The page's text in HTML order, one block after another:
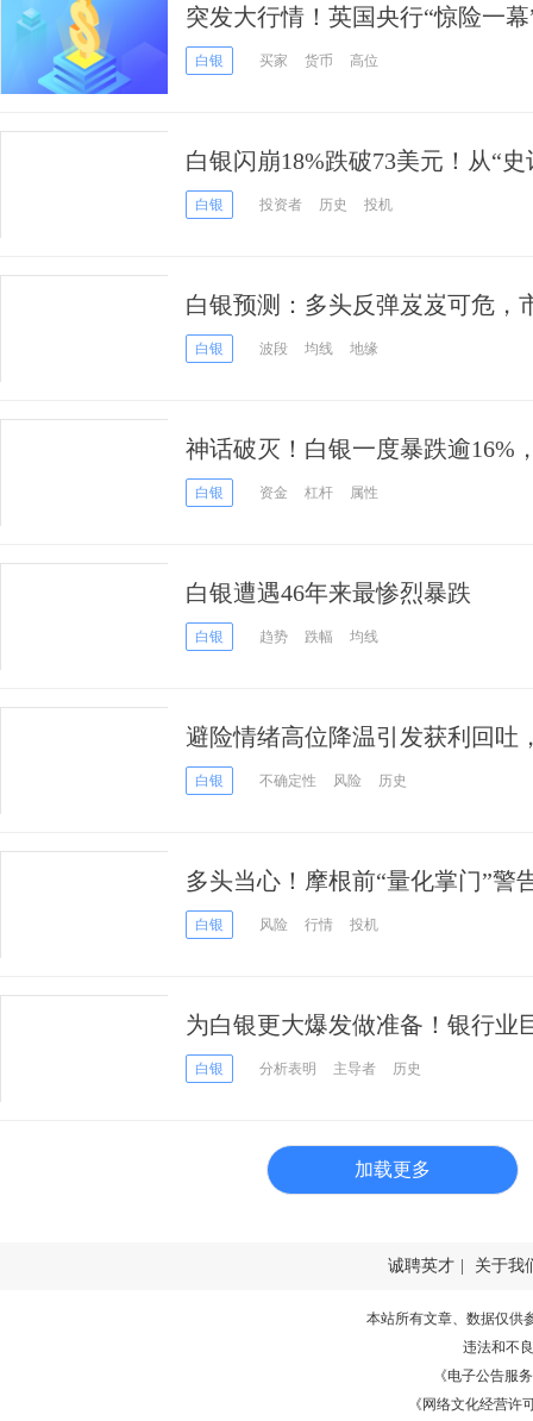
突发大行情！英国央行“惊险一
18%、比特币狂泻10% 更糟糕情
白银 买家 货币 高位
白银闪崩18%跌破73美元！从“
1980”，中国投机客成“幕后推手”
白银 投资者 历史 投机
白银预测：多头反弹岌岌可危，
白银 波段 均线 地缘
神话破灭！白银一度暴跌逾16%
白银 资金 杠杆 属性
白银遭遇46年来最惨烈暴跌
白银 趋势 跌幅 均线
避险情绪高位降温引发获利回吐
入技术性调整
白银 不确定性 风险 历史
多头当心！摩根前“量化掌门”警
50%
白银 风险 行情 投机
为白银更大爆发做准备！银行业
期目标价
白银 分析表明 主导者 历史
加载更多
诚聘英才 关于我
本站所有文章、数据仅供
违法和不
《电子公告服务
《网络文化经营许